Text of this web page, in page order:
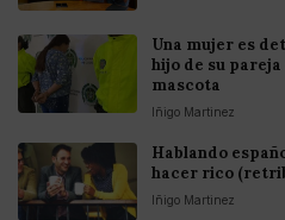
Una mujer es
hijo de su
mascota
Iñigo Martinez
Hablando
hacer rico
Iñigo Martinez